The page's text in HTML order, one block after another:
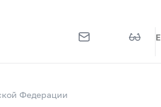
Федерации